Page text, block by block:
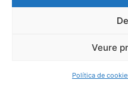
Veure
Política de
Privacitat